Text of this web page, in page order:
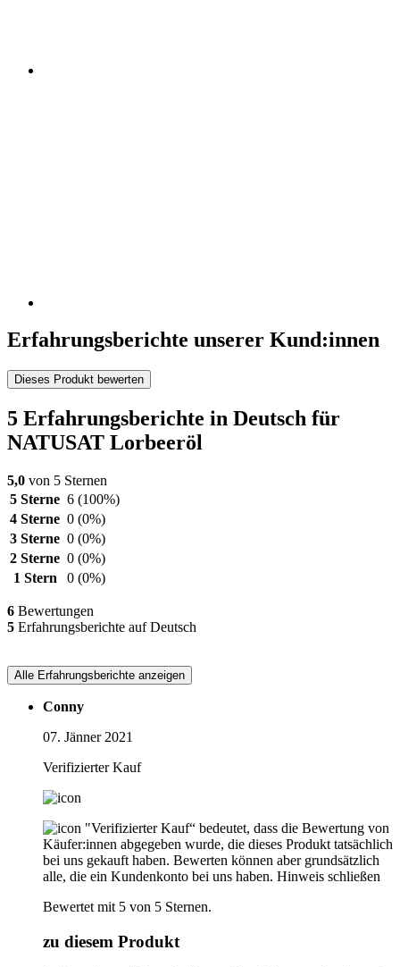
Erfahrungsberichte unserer Kund:innen
Dieses Produkt bewerten
5 Erfahrungsberichte in Deutsch für
NATUSAT Lorbeeröl
5,0 von 5 Sternen
5 Sterne 6 (100%)
4 Sterne 0 (0%)
3 Sterne 0 (0%)
2 Sterne 0 (0%)
1 Stern
0 (0%)
6 Bewertungen
5 Erfahrungsberichte auf Deutsch
Alle Erfahrungsberichte anzeigen
Conny
07. Jänner 2021
Verifizierter Kauf
"Verifizierter Kauf“ bedeutet, dass die Bewertung von
Käufer:innen abgegeben wurde, die dieses Produkt tatsächlich
bei uns gekauft haben. Bewerten können aber grundsätzlich
alle, die ein Kundenkonto bei uns haben. Hinweis schließen
Bewertet mit 5 von 5 Sternen.
zu diesem Produkt